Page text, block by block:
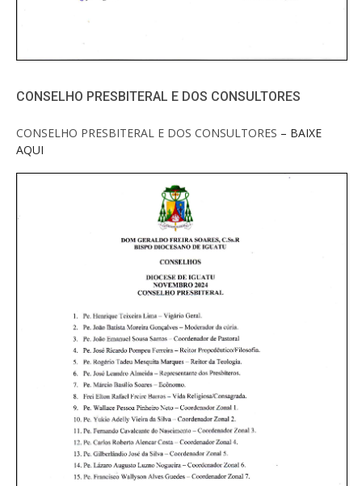
CONSELHO PRESBITERAL E DOS CONSULTORES
CONSELHO PRESBITERAL E DOS CONSULTORES – BAIXE
AQUI